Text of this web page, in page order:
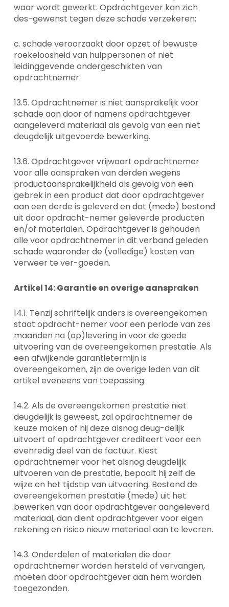
waar wordt gewerkt. Opdrachtgever kan zich
des-gewenst tegen deze schade verzekeren;
c. schade veroorzaakt door opzet of bewuste
roekeloosheid van hulppersonen of niet
leidinggevende ondergeschikten van
opdrachtnemer.
13.5. Opdrachtnemer is niet aansprakelijk voor
schade aan door of namens opdrachtgever
aangeleverd materiaal als gevolg van een niet
deugdelijk uitgevoerde bewerking.
13.6. Opdrachtgever vrijwaart opdrachtnemer
voor alle aanspraken van derden wegens
productaansprakelijkheid als gevolg van een
gebrek in een product dat door opdrachtgever
aan een derde is geleverd en dat (mede) bestond
uit door opdracht-nemer geleverde producten
en/of materialen. Opdrachtgever is gehouden
alle voor opdrachtnemer in dit verband geleden
schade waaronder de (volledige) kosten van
verweer te ver-goeden.
Artikel 14: Garantie en overige aanspraken
14.1. Tenzij schriftelijk anders is overeengekomen
staat opdracht-nemer voor een periode van zes
maanden na (op)levering in voor de goede
uitvoering van de overeengekomen prestatie. Als
een afwijkende garantietermijn is
overeengekomen, zijn de overige leden van dit
artikel eveneens van toepassing.
14.2. Als de overeengekomen prestatie niet
deugdelijk is geweest, zal opdrachtnemer de
keuze maken of hij deze alsnog deug-delijk
uitvoert of opdrachtgever crediteert voor een
evenredig deel van de factuur. Kiest
opdrachtnemer voor het alsnog deugdelijk
uitvoeren van de prestatie, bepaalt hij zelf de
wijze en het tijdstip van uitvoering. Bestond de
overeengekomen prestatie (mede) uit het
bewerken van door opdrachtgever aangeleverd
materiaal, dan dient opdrachtgever voor eigen
rekening en risico nieuw materiaal aan te leveren.
14.3. Onderdelen of materialen die door
opdrachtnemer worden hersteld of vervangen,
moeten door opdrachtgever aan hem worden
toegezonden.